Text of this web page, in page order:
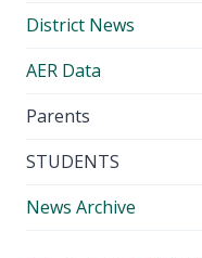
District News
AER Data
Parents
STUDENTS
News Archive